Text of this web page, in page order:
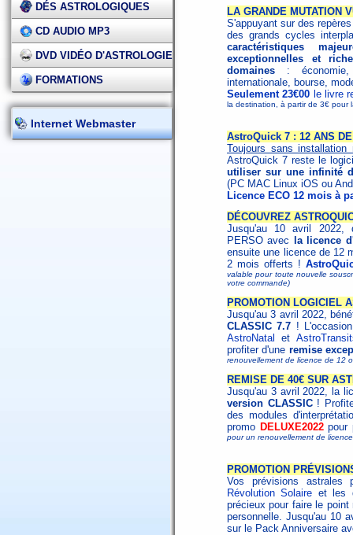
DÉS ASTROLOGIQUES
CD AUDIO MP3
DVD VIDÉO D'ASTROLOGIE
FORMATIONS
Internet Webmaster
LA GRANDE MUTATION
S'appuyant sur des
des grands cycles
caractéristiques
exceptionnelles et
domaines : économie,
internationale, bourse,
Seulement 23€00 le livre
la destination, à partir de 3€ pour
AstroQuick 7 : 12 ANS
Toujours sans
AstroQuick 7 reste le
utiliser sur une infinité
(PC MAC Linux iOS ou
Licence ECO 12 mois à
DÉCOUVREZ
Jusqu'au 10 avril 2022,
PERSO avec
la licence
ensuite une licence de 12
2 mois offerts !
valable pour toute nouvelle
votre commande)
PROMOTION LOGICIEL
Jusqu'au 3 avril 2022,
CLASSIC 7.7 !
AstroNatal
et
profiter d'une remise
renouvellement de licence de 12
REMISE DE 40€ SUR
Jusqu'au 3 avril 2022, la
version CLASSIC!
des modules
promo DELUXE2022pour
pour un renouvellement de
PROMOTION
Vos prévisions astrales
Révolution Solaire et les
précieux pour faire le
personnelle. Jusqu'au 10
sur le Pack Anniversaire